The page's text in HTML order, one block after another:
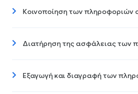
Κοινοποίηση των πληροφοριών
Διατήρηση της ασφάλειας των
Εξαγωγή και διαγραφή των